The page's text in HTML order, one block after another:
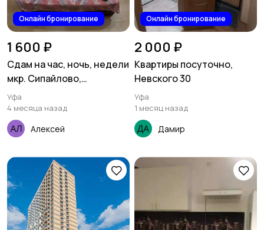
Онлайн бронирование
1 600 ₽
Сдам на час, ночь, недели
мкр. Сипайлово,
набережная рекй уфы 71
Уфа
4 месяца назад
Алексей
Онлайн бронирование
2 000 ₽
Квартиры посуточно,
Невского 30
Уфа
1 месяц назад
Дамир